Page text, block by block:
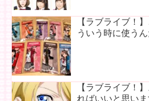
【ラブライブ！
ういう時に使う
【ラブライブ！
ればいいと思い